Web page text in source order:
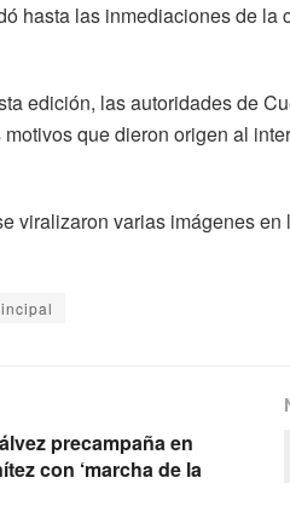
hasta las inmediaciones de
edición, las autoridades de
que dieron origen al
viralizaron varias imágenes
precampaña en
con ‘marcha de la